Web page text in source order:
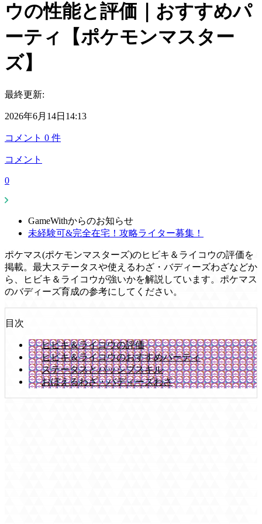
ウの性能と評価｜おすすめパ
ーティ【ポケモンマスター
ズ】
最終更新:
2026年6月14日14:13
コメント 0 件
コメント
0
GameWithからのお知らせ
未経験可&完全在宅！攻略ライター募集！
ポケマス(ポケモンマスターズ)のヒビキ＆ライコウの評価を
掲載。最大ステータスや使えるわざ・バディーズわざなどか
ら、ヒビキ＆ライコウが強いかを解説しています。ポケマス
のバディーズ育成の参考にしてください。
目次
ヒビキ＆ライコウの評価
ヒビキ＆ライコウのおすすめパーティ
ステータスとパッシブスキル
おぼえるわざ・バディーズわざ